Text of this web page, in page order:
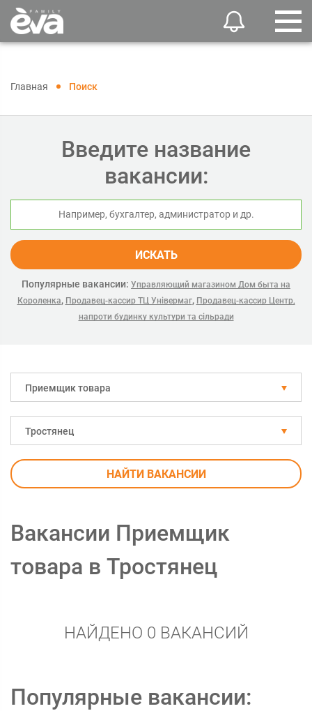
Главная Поиск
Введите название
вакансии:
ИСКАТЬ
Популярные вакансии: Управляющий магазином Дом быта на
Короленка, Продавец-кассир ТЦ Універмаг, Продавец-кассир Центр,
напроти будинку культури та сільради
Приемщик товара
Тростянец
НАЙТИ ВАКАНСИИ
Вакансии Приемщик
товара в Тростянец
НАЙДЕНО 0 ВАКАНСИЙ
Популярные вакансии: